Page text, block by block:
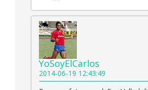
YoSoyElCarlos
2014-06-19 12:43:49